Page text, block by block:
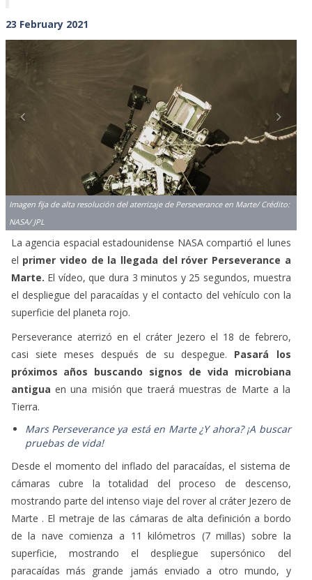
23 February 2021
Imagen fija de alta resolución del aterrizaje de Perseverance en Marte/ Crédito:
NASA/ JPL
Previous
La agencia espacial estadounidense NASA compartió el lunes
el primer video de la llegada del róver Perseverance a
Marte. El vídeo, que dura 3 minutos y 25 segundos, muestra
el despliegue del paracaídas y el contacto del vehículo con la
superficie del planeta rojo.
Perseverance aterrizó en el cráter Jezero el 18 de febrero,
casi siete meses después de su despegue. Pasará los
próximos años buscando signos de vida microbiana
antigua en una misión que traerá muestras de Marte a la
Tierra.
Mars Perseverance ya está en Marte ¿Y ahora? ¡A buscar
pruebas de vida!
Desde el momento del inflado del paracaídas, el sistema de
cámaras cubre la totalidad del proceso de descenso,
mostrando parte del intenso viaje del rover al cráter Jezero de
Marte . El metraje de las cámaras de alta definición a bordo
de la nave comienza a 11 kilómetros (7 millas) sobre la
superficie, mostrando el despliegue supersónico del
paracaídas más grande jamás enviado a otro mundo, y